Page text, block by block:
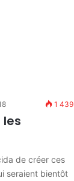
1 439
les
de créer ces
seraient bientôt